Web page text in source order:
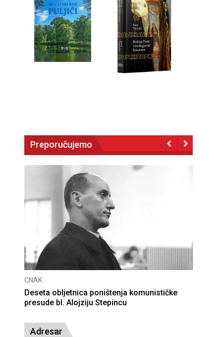
Preporučujemo
CNAK
Deseta obljetnica poništenja komunističke
presude bl. Alojziju Stepincu
Adresar